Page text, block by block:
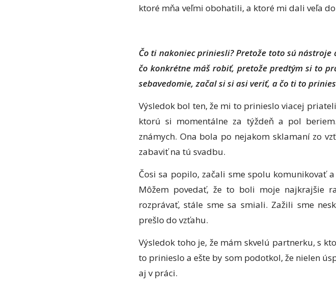
ktoré mňa veľmi obohatili, a ktoré mi dali veľa
Čo ti nakoniec priniesli? Pretože toto sú
čo konkrétne máš robiť, pretože predtým si to
sebavedomie, začal si si asi veriť, a čo ti to
Výsledok bol ten, že mi to prinieslo viacej
ktorú si momentálne za týždeň a pol
známych. Ona bola po nejakom sklamaní zo
zabaviť na tú svadbu.
Čosi sa popilo, začali sme spolu komunikovať
Môžem povedať, že to boli moje najkrajšie
rozprávať, stále sme sa smiali. Zažili sme
prešlo do vzťahu.
Výsledok toho je, že mám skvelú partnerku, s
to prinieslo a ešte by som podotkol, že nielen
aj v práci.